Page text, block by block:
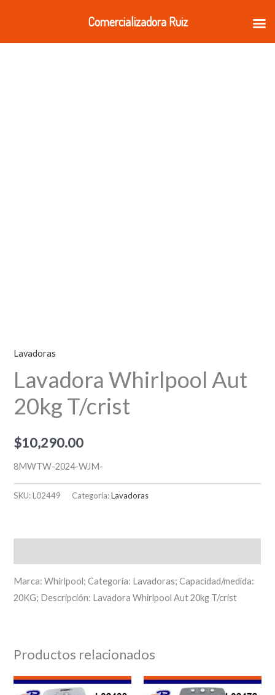
contenido
Lavadoras
Lavadora Whirlpool Aut
20kg T/crist
$10,290.00
8MWTW-2024-WJM-
SKU:L02449 Categoría:Lavadoras
Marca: Whirlpool; Categoría: Lavadoras; Capacidad/medida:
20KG; Descripción: Lavadora Whirlpool Aut 20kg T/crist
Productos relacionados
Comercializadora Ruiz